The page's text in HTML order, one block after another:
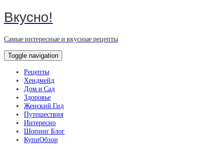
Вкусно!
Самые интересные и вкусные рецепты
Toggle navigation
Рецепты
Хендмейд
Дом и Сад
Здоровье
Женский Гид
Путешествия
Интересно
Шопинг Блог
КупиОбзор